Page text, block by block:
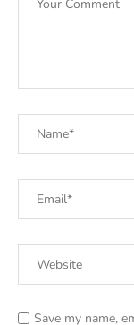
Save my name,